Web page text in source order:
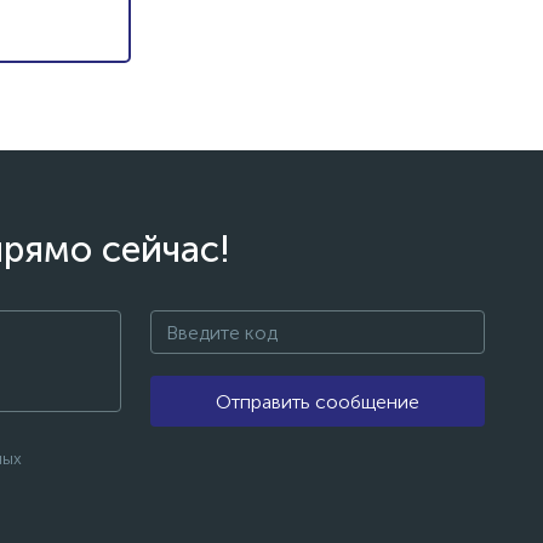
сейчас!
Отправить сообщение